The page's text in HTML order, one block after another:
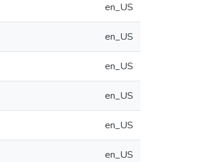
en_US
en_US
en_US
en_US
en_US
en_US